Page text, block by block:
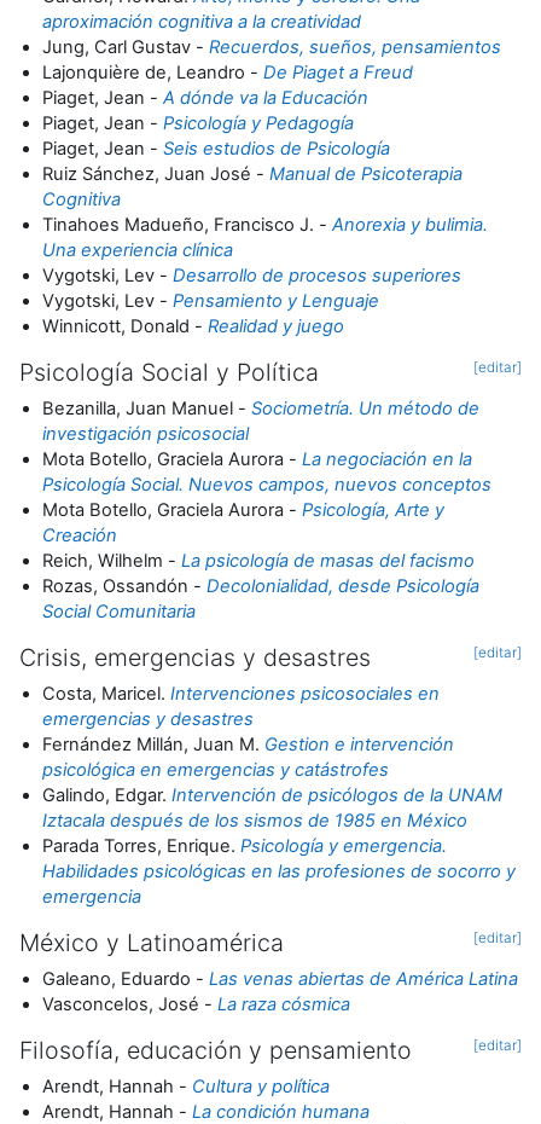
aproximación cognitiva a la creatividad
Jung, Carl Gustav -Recuerdos, sueños, pensamientos
Lajonquière de, Leandro -De Piaget a Freud
Piaget, Jean -A dónde va la Educación
Piaget, Jean -Psicología y Pedagogía
Piaget, Jean -Seis estudios de Psicología
Ruiz Sánchez, Juan José -Manual de Psicoterapia
Cognitiva
Tinahoes Madueño, Francisco J. -Anorexia y bulimia.
Una experiencia clínica
Vygotski, Lev -Desarrollo de procesos superiores
Vygotski, Lev -Pensamiento y Lenguaje
Winnicott, Donald -Realidad y juego
Psicología Social y Política [editar]
Bezanilla, Juan Manuel -Sociometría. Un método de
investigación psicosocial
Mota Botello, Graciela Aurora -La negociación en la
Psicología Social. Nuevos campos, nuevos conceptos
Mota Botello, Graciela Aurora -Psicología, Arte y
Creación
Reich, Wilhelm -La psicología de masas del facismo
Rozas, Ossandón -Decolonialidad, desde Psicología
Social Comunitaria
Crisis, emergencias y desastres [editar]
Costa, Maricel.Intervenciones psicosociales en
emergencias y desastres
Fernández Millán, Juan M. Gestion e intervención
psicológica en emergencias y catástrofes
Galindo, Edgar.Intervención de psicólogos de la UNAM
Iztacala después de los sismos de 1985 en México
Parada Torres, Enrique.Psicología y emergencia.
Habilidades psicológicas en las profesiones de socorro y
emergencia
México y Latinoamérica [editar]
Galeano, Eduardo -Las venas abiertas de América Latina
Vasconcelos, José -La raza cósmica
Filosofía, educación y pensamiento [editar]
Arendt, Hannah - Cultura y política
Arendt, Hannah -La condición humana